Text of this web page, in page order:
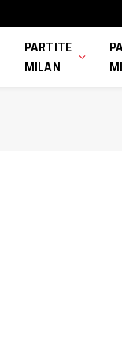
PARTITE
MILAN